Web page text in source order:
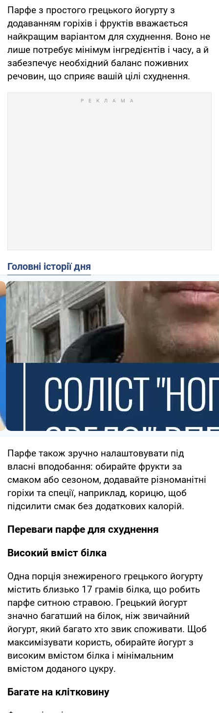
Парфе з простого грецького йогурту з
додаванням горіхів і фруктів вважається
найкращим варіантом для схуднення. Воно не
лише потребує мінімум інгредієнтів і часу, а й
забезпечує необхідний баланс поживних
речовин, що сприяє вашій цілі схуднення.
Головні історії дня
Парфе також зручно налаштовувати під
власні вподобання: обирайте фрукти за
смаком або сезоном, додавайте різноманітні
горіхи та спеції, наприклад, корицю, щоб
підсилити смак без додаткових калорій.
Переваги парфе для схуднення
Високий вміст білка
Одна порція знежиреного грецького йогурту
містить близько 17 грамів білка, що робить
парфе ситною стравою. Грецький йогурт
значно багатший на білок, ніж звичайний
йогурт, який багато хто звик споживати. Щоб
максимізувати користь, обирайте йогурт з
високим вмістом білка і мінімальним
вмістом доданого цукру.
Багате на клітковину